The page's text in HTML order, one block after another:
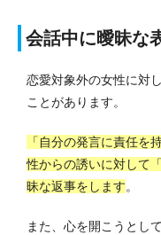
会話中に曖昧な
恋愛対象外の女性に対
ことがあります。
「自分の発言に責任を
性からの誘いに対して
昧な返事をします。
また、心を開こうとし